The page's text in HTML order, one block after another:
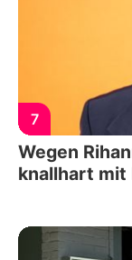
7
Wegen
knallhart mit